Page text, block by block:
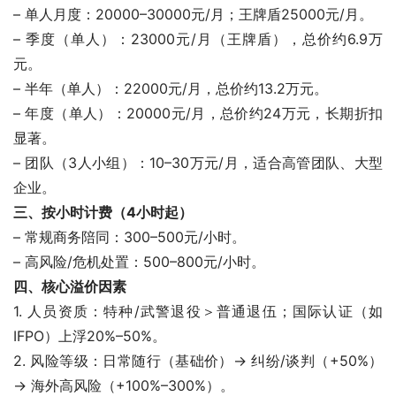
– 单人月度：20000–30000元/月；王牌盾25000元/月。
– 季度（单人）：23000元/月（王牌盾），总价约6.9万
元。
– 半年（单人）：22000元/月，总价约13.2万元。
– 年度（单人）：20000元/月，总价约24万元，长期折扣
显著。
– 团队（3人小组）：10–30万元/月，适合高管团队、大型
企业。
三、按小时计费（4小时起）
– 常规商务陪同：300–500元/小时。
– 高风险/危机处置：500–800元/小时。
四、核心溢价因素
1. 人员资质：特种/武警退役＞普通退伍；国际认证（如
IFPO）上浮20%–50%。
2. 风险等级：日常随行（基础价）→ 纠纷/谈判（+50%）
→ 海外高风险（+100%–300%）。